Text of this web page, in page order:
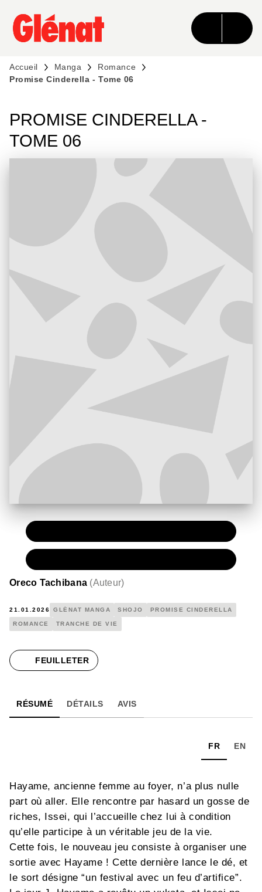
MENU RECHERCHE CONTENU
PIED DE PAGE
Accueil Manga
Romance
Promise Cinderella - Tome 06
PROMISE CINDERELLA -
TOME 06
Oreco Tachibana (Auteur)
21.01.2026 GLÉNAT MANGA SHOJO PROMISE CINDERELLA
ROMANCE TRANCHE DE VIE
FEUILLETER
RÉSUMÉ DÉTAILS AVIS
FR EN
Hayame, ancienne femme au foyer, n’a plus nulle
part où aller. Elle rencontre par hasard un gosse de
riches, Issei, qui l’accueille chez lui à condition
qu’elle participe à un véritable jeu de la vie.
Cette fois, le nouveau jeu consiste à organiser une
sortie avec Hayame ! Cette dernière lance le dé, et
le sort désigne “un festival avec un feu d’artifice”.